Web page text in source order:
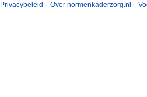
Privacybeleid Over normenkaderzorg.nl